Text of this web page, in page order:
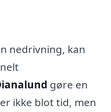
nedrivning, kan
gøre en
ikke blot tid, men